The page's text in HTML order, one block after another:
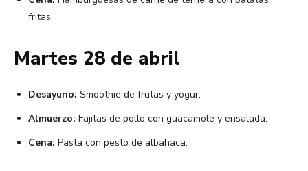
fritas.
Martes 28 de abril
Desayuno: Smoothie de frutas y yogur.
Almuerzo: Fajitas de pollo con guacamole y ensalada.
Cena: Pasta con pesto de albahaca.